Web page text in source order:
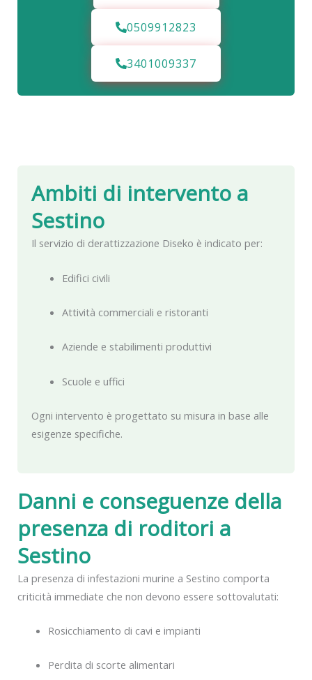
0509912823
3401009337
Danni e conseguenze della
presenza di roditori a
Sestino
La presenza di infestazioni murine a Sestino comporta
criticità immediate che non devono essere sottovalutati:
Rosicchiamento di cavi e impianti
Perdita di scorte alimentari
Ambiti di intervento a
Sestino
Il servizio di derattizzazione Diseko è indicato per:
Edifici civili
Attività commerciali e ristoranti
Aziende e stabilimenti produttivi
Scuole e uffici
Ogni intervento è progettato su misura in base alle
esigenze specifiche.